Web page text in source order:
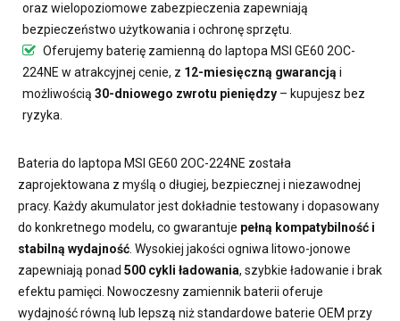
oraz wielopoziomowe zabezpieczenia zapewniają
bezpieczeństwo użytkowania i ochronę sprzętu.
Oferujemy baterię zamienną do laptopa MSI GE60 2OC-
224NE w atrakcyjnej cenie, z 12-miesięczną gwarancją i
możliwością 30-dniowego zwrotu pieniędzy – kupujesz bez
ryzyka.
Bateria do laptopa MSI GE60 2OC-224NE została
zaprojektowana z myślą o długiej, bezpiecznej i niezawodnej
pracy. Każdy akumulator jest dokładnie testowany i dopasowany
do konkretnego modelu, co gwarantuje pełną kompatybilność i
stabilną wydajność . Wysokiej jakości ogniwa litowo-jonowe
zapewniają ponad 500 cykli ładowania, szybkie ładowanie i brak
efektu pamięci. Nowoczesny zamiennik baterii oferuje
wydajność równą lub lepszą niż standardowe baterie OEM przy